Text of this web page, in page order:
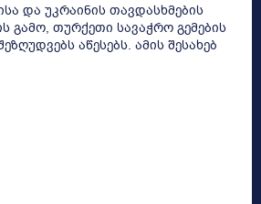
და უკრაინის თავდასხმების
გამო, თურქეთი სავაჭრო გემების
აწესებს. ამის შესახებ